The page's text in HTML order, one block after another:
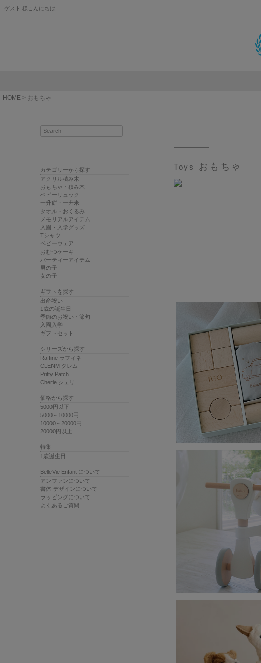
ゲスト 様こんにちは
HOME おもちゃ
カテゴリーから探す
アクリル積み木
おもちゃ・積み木
ベビーリュック
一升餅・一升米
タオル・おくるみ
メモリアルアイテム
入園・入学グッズ
Tシャツ
ベビーウェア
おむつケーキ
パーティーアイテム
男の子
女の子
ギフトを探す
出産祝い
1歳の誕生日
季節のお祝い・節句
入園入学
ギフトセット
シリーズから探す
Raffine ラフィネ
CLENM クレム
Pritty Patch
Cherie シェリ
価格から探す
5000円以下
5000～10000円
10000～20000円
20000円以上
特集
1歳誕生日
BelleVie Enfant について
アンファンについて
書体 デザインについて
ラッピングについて
よくあるご質問
Toys おもちゃ